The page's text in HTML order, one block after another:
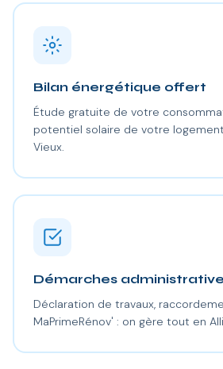
Bilan énergétique offert
Étude gratuite de votre
potentiel solaire de votre
Vieux.
Démarches
Déclaration de travaux,
MaPrimeRénov' : on gère tout en